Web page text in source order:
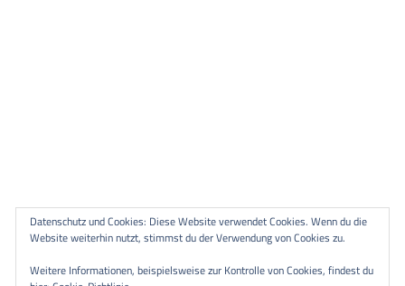
Datenschutz und Cookies: Diese Website verwendet Cookies. Wenn du die
Website weiterhin nutzt, stimmst du der Verwendung von Cookies zu.
Weitere Informationen, beispielsweise zur Kontrolle von Cookies, findest du